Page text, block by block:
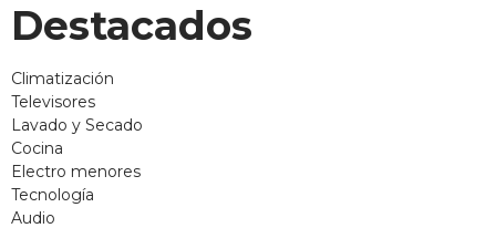
Destacados
Climatización
Televisores
Lavado y Secado
Cocina
Electro menores
Tecnología
Audio